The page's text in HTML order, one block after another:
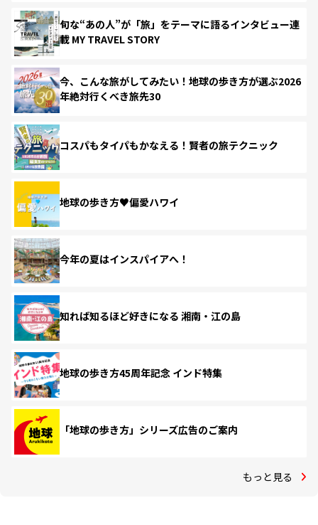
旬な“あの人”が「旅」をテーマに語るインタビュー連
載 MY TRAVEL STORY
今、こんな旅がしてみたい！地球の歩き方が選ぶ2026
年絶対行くべき旅先30
コスパもタイパもかなえる！賢者の旅テクニック
地球の歩き方♥偏愛ハワイ
今年の夏はインスパイアへ！
知れば知るほど好きになる 湘南・江の島
地球の歩き方45周年記念 インド特集
「地球の歩き方」シリーズ広告のご案内
もっと見る